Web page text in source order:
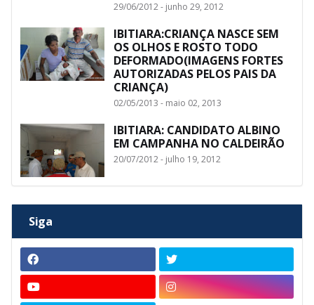
29/06/2012 - junho 29, 2012
IBITIARA:CRIANÇA NASCE SEM
OS OLHOS E ROSTO TODO
DEFORMADO(IMAGENS FORTES
AUTORIZADAS PELOS PAIS DA
CRIANÇA)
02/05/2013 - maio 02, 2013
IBITIARA: CANDIDATO ALBINO
EM CAMPANHA NO CALDEIRÃO
20/07/2012 - julho 19, 2012
Siga